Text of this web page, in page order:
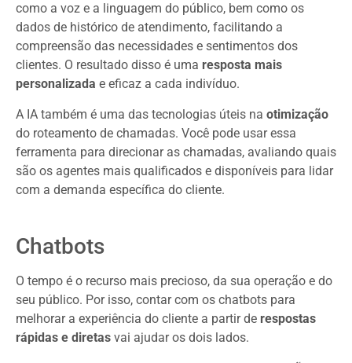
como a voz e a linguagem do público, bem como os
dados de histórico de atendimento, facilitando a
compreensão das necessidades e sentimentos dos
clientes. O resultado disso é uma resposta mais
personalizada e eficaz a cada indivíduo.
A IA também é uma das tecnologias úteis na otimização
do roteamento de chamadas. Você pode usar essa
ferramenta para direcionar as chamadas, avaliando quais
são os agentes mais qualificados e disponíveis para lidar
com a demanda específica do cliente.
Chatbots
O tempo é o recurso mais precioso, da sua operação e do
seu público. Por isso, contar com os chatbots para
melhorar a experiência do cliente a partir de respostas
rápidas e diretas vai ajudar os dois lados.